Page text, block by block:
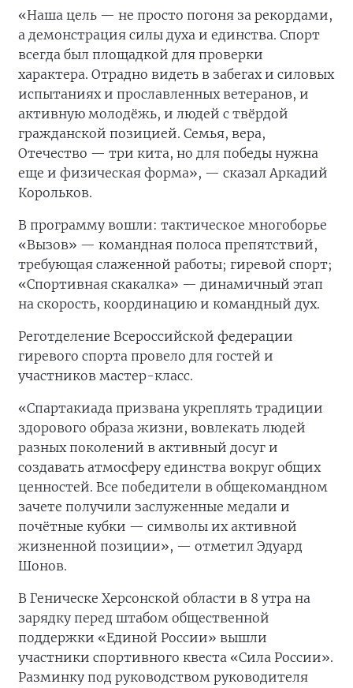
«Наша цель — не просто погоня за рекордами,
а демонстрация силы духа и единства. Спорт
всегда был площадкой для проверки
характера. Отрадно видеть в забегах и силовых
испытаниях и прославленных ветеранов, и
активную молодёжь, и людей с твёрдой
гражданской позицией. Семья, вера,
Отечество — три кита, но для победы нужна
еще и физическая форма», — сказал Аркадий
Корольков.
В программу вошли: тактическое многоборье
«Вызов» — командная полоса препятствий,
требующая слаженной работы; гиревой спорт;
«Спортивная скакалка» — динамичный этап
на скорость, координацию и командный дух.
Реготделение Всероссийской федерации
гиревого спорта провело для гостей и
участников мастер-класс.
«Спартакиада призвана укреплять традиции
здорового образа жизни, вовлекать людей
разных поколений в активный досуг и
создавать атмосферу единства вокруг общих
ценностей. Все победители в общекомандном
зачете получили заслуженные медали и
почётные кубки — символы их активной
жизненной позиции», — отметил Эдуард
Шонов.
В Геническе Херсонской области в 8 утра на
зарядку перед штабом общественной
поддержки «Единой России» вышли
участники спортивного квеста «Сила России».
Разминку под руководством руководителя